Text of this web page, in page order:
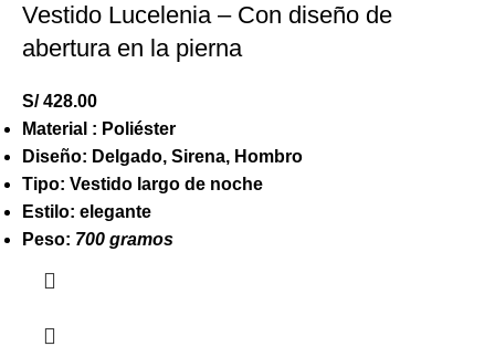
Vestido Lucelenia – Con diseño de
abertura en la pierna
S/428.00
Material : Poliéster
Diseño: Delgado, Sirena, Hombro
Tipo: Vestido largo de noche
Estilo: elegante
Peso: 700 gramos